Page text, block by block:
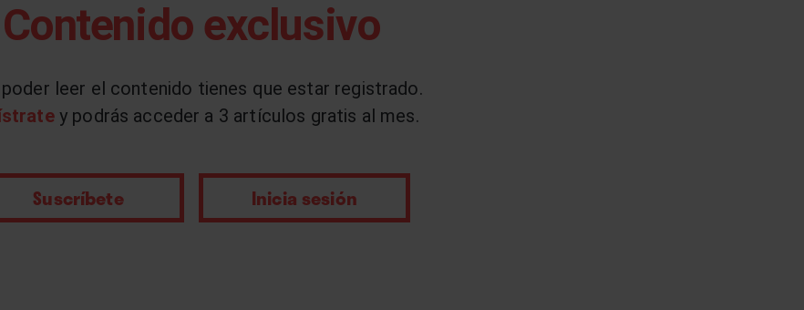
y “Demasiadas mujeres”, el hombre del año se sienta con Rockdelux para
ha vuelto insólito. Eso tampoco lo vimos venir.
Contenido exclusivo
poder leer el contenido tienes que estar registrado.
y podrás acceder a 3 artículos gratis al mes.
Suscríbete Inicia sesión